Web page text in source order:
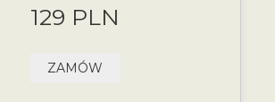
129 PLN
ZAMÓW